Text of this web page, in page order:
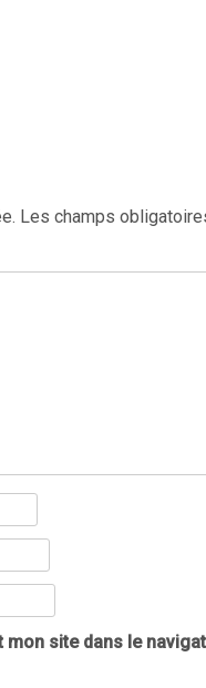
Les champs
site dans le